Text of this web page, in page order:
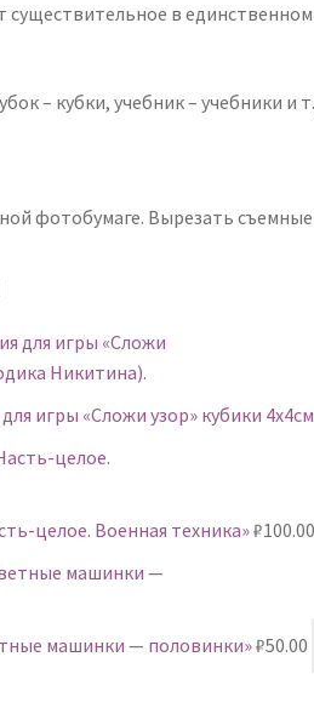
существительное в
– кубки, учебник – учебники и
фотобумаге. Вырезать
игры «Сложи узор» кубики
целое. Военная техника»₽100.00
машинки — половинки»₽50.00